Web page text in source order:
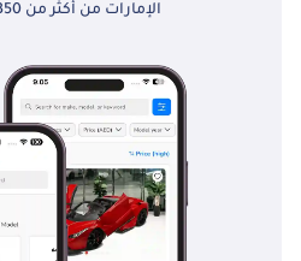
الإمارات من أكثر من 350 وكيل معتمد.